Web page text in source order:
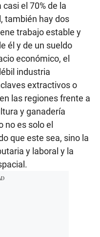
el 70% de la
también hay dos
trabajo estable y
él y de un sueldo
económico, el
industria
extractivos o
las regiones frente a
y ganadería
no es solo el
que este sea, sino la
y laboral y la